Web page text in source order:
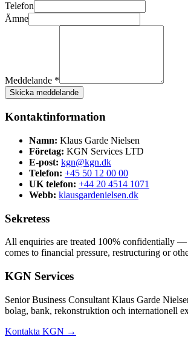
Telefon
Ämne
Meddelande *
Skicka meddelande
Kontaktinformation
Namn: Klaus Garde Nielsen
Företag: KGN Services LTD
E-post: kgn@kgn.dk
Telefon: +45 50 12 00 00
UK telefon: +44 20 4514 1071
Webb: klausgardenielsen.dk
Sekretess
All enquiries are treated 100% confidentially
comes to financial pressure, restructuring or
KGN Services
Senior Business Consultant Klaus Garde
bolag, bank, rekonstruktion och internationell
Kontakta KGN →